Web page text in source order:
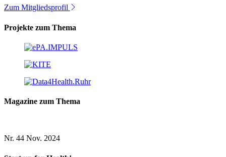
Zum Mitgliedsprofil
Projekte zum Thema
Magazine zum Thema
Nr. 44 Nov. 2024